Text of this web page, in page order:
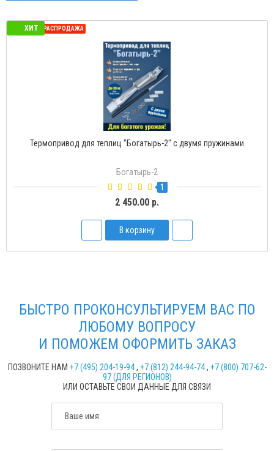
ХИТ
СЕЗОННАЯ РАСПРОДАЖА
Термопривод для теплиц "Богатырь-2" с двумя пружинами
Богатырь-2
1
2 450.00 р.
В корзину
БЫСТРО ПРОКОНСУЛЬТИРУЕМ ВАС ПО
ЛЮБОМУ ВОПРОСУ
И ПОМОЖЕМ ОФОРМИТЬ ЗАКАЗ
ПОЗВОНИТЕ НАМ +7 (495) 204-19-94, +7 (812) 244-94-74, +7 (800) 707-62-
97 (ДЛЯ РЕГИОНОВ)
ИЛИ ОСТАВЬТЕ СВОИ ДАННЫЕ ДЛЯ СВЯЗИ
Ваше имя